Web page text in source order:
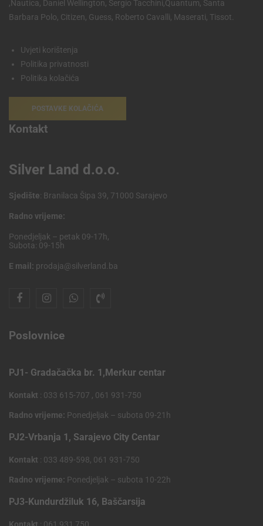
,Nautica, Daniel Wellington, Sergio Tacchini,Quantum, Santa
Barbara Polo, Citizen, Guess, Roberto Cavalli, Maserati, Tissot.
Uvjeti korištenja
Politika privatnosti
Politika kolačića
POSTAVKE KOLAČIĆA
Kontakt
Silver Land d.o.o.
Sjedište: Branilaca Šipa 39, 71000 Sarajevo
Radno vrijeme:
Ponedjeljak – petak 09-17h,
Subota: 09-15h
E mail: prodaja@silverland.ba
Poslovnice
PJ1- Gradačačka br. 1,Merkur centar
Kontakt : 033 615-707 , 061 931-750
Radno vrijeme: Ponedjeljak – subota 09-21h
PJ2-Vrbanja 1, Sarajevo City Centar
Kontakt : 033 489-598, 061 931-750
Radno vrijeme: Ponedjeljak – subota 10-22h
PJ3-Kundurdžiluk 16, Baščarsija